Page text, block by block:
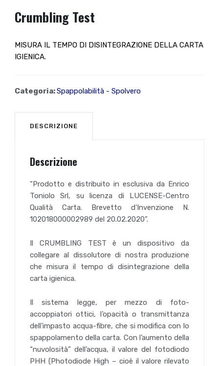
Crumbling Test
MISURA IL TEMPO DI DISINTEGRAZIONE DELLA CARTA
IGIENICA.
Categoria:Spappolabilità - Spolvero
DESCRIZIONE
Descrizione
“Prodotto e distribuito in esclusiva da Enrico
Toniolo Srl, su licenza di LUCENSE-Centro
Qualità Carta. Brevetto d’Invenzione N.
102018000002989 del 20.02.2020”.
Il CRUMBLING TEST è un dispositivo da
collegare al dissolutore di nostra produzione
che misura il tempo di disintegrazione della
carta igienica.
Il sistema legge, per mezzo di foto-
accoppiatori ottici, l’opacità o transmittanza
dell’impasto acqua-fibre, che si modifica con lo
spappolamento della carta. Con l’aumento della
“nuvolosità” dell’acqua, il valore del fotodiodo
PHH (Photodiode High – cioè il valore rilevato